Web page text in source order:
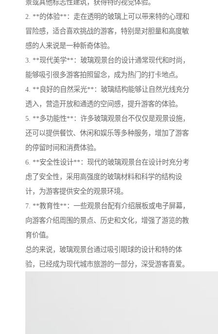
景或其他标志性建筑，获得特的视觉体验。
2. **的体验**：走在透明的玻璃上可以带来特的心理和
冒险感，适合喜欢挑战的游客，特别是对胆量和高度敏
感的人来说是一种新奇体验。
3. **现代美学**：玻璃观景台的设计通常现代和时尚，
能够吸引很多游客拍照留念，成为热门的打卡地点。
4. **良好的自然采光**：玻璃结构能够让自然光线充分
透入，营造开放和通透的空间感，提升游客的体验。
5. **多功能性**：许多玻璃观景台不仅仅是观景设施，
还可以提供餐饮、休闲和娱乐等多种服务，增加了游客
的停留时间和消费体验。
6. **安全性设计**：现代的玻璃观景台在设计时充分考
虑了安全性，采用高强度的玻璃材料和科学的结构设
计，为游客提供安全的观景环境。
7. **教育性**：一些观景台配有介绍展板或电子屏幕，
向游客介绍周围的景点、历史和文化，增强了游览的教
育价值。
总的来说，玻璃观景台通过吸引眼球的设计和特的体
验，已经成为现代城市旅游的一部分，深受游客喜爱。